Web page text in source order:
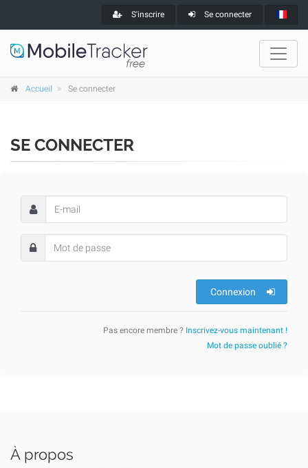
S'inscrire Se connecter
Accueil Se connecter
SE CONNECTER
Connexion
Pas encore membre ? Inscrivez-vous maintenant !
Mot de passe oublié ?
À propos